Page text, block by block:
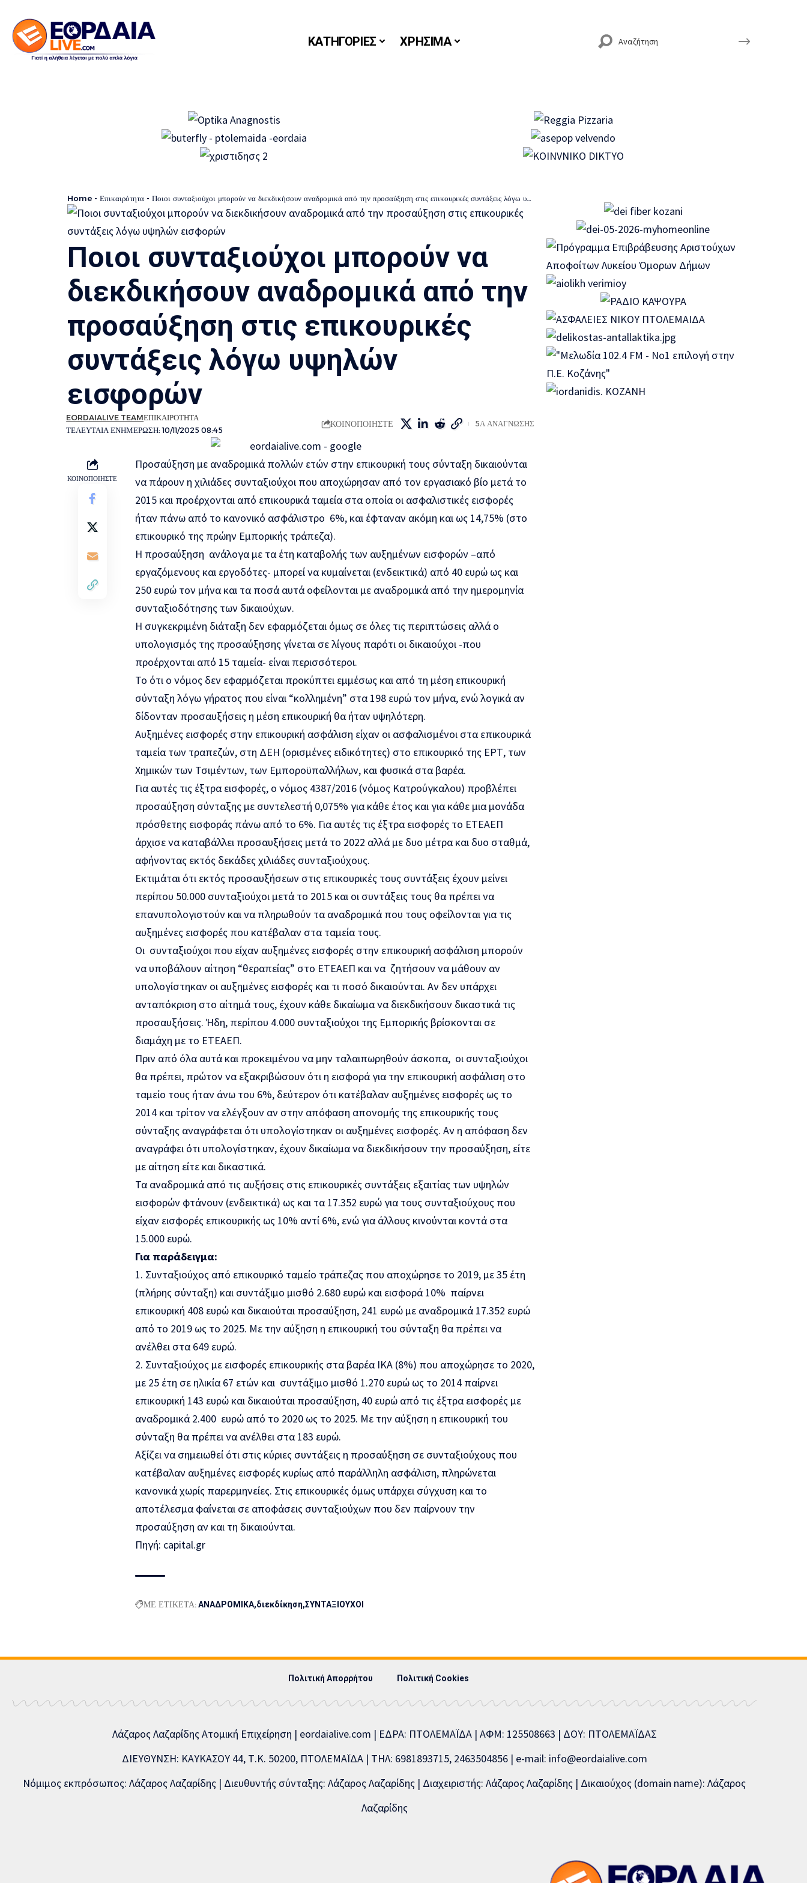
ΚΑΤΗΓΟΡΙΕΣ ΧΡΗΣΙΜΑ
Home - Επικαιρότητα - Ποιοι συνταξιούχοι μπορούν να διεκδικήσουν αναδρομικά από την προσαύξηση στις επικουρικές συντάξεις λόγω υψηλών εισφορών
Ποιοι συνταξιούχοι μπορούν να
διεκδικήσουν αναδρομικά από την
προσαύξηση στις επικουρικές
συντάξεις λόγω υψηλών
εισφορών
ΤΕΛΕΥΤΑΙΑ ΕΝΗΜΕΡΩΣΗ: 10/11/2025 08:45
EORDAIALIVE TEAMΕΠΙΚΑΙΡΟΤΗΤΑ
ΚΟΙΝΟΠΟΙΗΣΤΕ 5Λ ΑΝΑΓΝΩΣΗΣ
ΚΟΙΝΟΠΟΙΗΣΤΕ
Προσαύξηση με αναδρομικά πολλών ετών στην επικουρική τους σύνταξη δικαιούνται
να πάρουν η χιλιάδες συνταξιούχοι που αποχώρησαν από τον εργασιακό βίο μετά το
2015 και προέρχονται από επικουρικά ταμεία στα οποία οι ασφαλιστικές εισφορές
ήταν πάνω από το κανονικό ασφάλιστρο 6%, και έφταναν ακόμη και ως 14,75% (στο
επικουρικό της πρώην Εμπορικής τράπεζα).
Η προσαύξηση ανάλογα με τα έτη καταβολής των αυξημένων εισφορών –από
εργαζόμενους και εργοδότες- μπορεί να κυμαίνεται (ενδεικτικά) από 40 ευρώ ως και
250 ευρώ τον μήνα και τα ποσά αυτά οφείλονται με αναδρομικά από την ημερομηνία
συνταξιοδότησης των δικαιούχων.
Η συγκεκριμένη διάταξη δεν εφαρμόζεται όμως σε όλες τις περιπτώσεις αλλά ο
υπολογισμός της προσαύξησης γίνεται σε λίγους παρότι οι δικαιούχοι -που
προέρχονται από 15 ταμεία- είναι περισσότεροι.
Το ότι ο νόμος δεν εφαρμόζεται προκύπτει εμμέσως και από τη μέση επικουρική
σύνταξη λόγω γήρατος που είναι “κολλημένη” στα 198 ευρώ τον μήνα, ενώ λογικά αν
δίδονταν προσαυξήσεις η μέση επικουρική θα ήταν υψηλότερη.
Αυξημένες εισφορές στην επικουρική ασφάλιση είχαν οι ασφαλισμένοι στα επικουρικά
ταμεία των τραπεζών, στη ΔΕΗ (ορισμένες ειδικότητες) στο επικουρικό της ΕΡΤ, των
Χημικών των Τσιμέντων, των Εμποροϋπαλλήλων, και φυσικά στα βαρέα.
Για αυτές τις έξτρα εισφορές, ο νόμος 4387/2016 (νόμος Κατρούγκαλου) προβλέπει
προσαύξηση σύνταξης με συντελεστή 0,075% για κάθε έτος και για κάθε μια μονάδα
πρόσθετης εισφοράς πάνω από το 6%. Για αυτές τις έξτρα εισφορές το ΕΤΕΑΕΠ
άρχισε να καταβάλλει προσαυξήσεις μετά το 2022 αλλά με δυο μέτρα και δυο σταθμά,
αφήνοντας εκτός δεκάδες χιλιάδες συνταξιούχους.
Εκτιμάται ότι εκτός προσαυξήσεων στις επικουρικές τους συντάξεις έχουν μείνει
περίπου 50.000 συνταξιούχοι μετά το 2015 και οι συντάξεις τους θα πρέπει να
επανυπολογιστούν και να πληρωθούν τα αναδρομικά που τους οφείλονται για τις
αυξημένες εισφορές που κατέβαλαν στα ταμεία τους.
Οι συνταξιούχοι που είχαν αυξημένες εισφορές στην επικουρική ασφάλιση μπορούν
να υποβάλουν αίτηση “θεραπείας” στο ΕΤΕΑΕΠ και να ζητήσουν να μάθουν αν
υπολογίστηκαν οι αυξημένες εισφορές και τι ποσό δικαιούνται. Αν δεν υπάρχει
ανταπόκριση στο αίτημά τους, έχουν κάθε δικαίωμα να διεκδικήσουν δικαστικά τις
προσαυξήσεις. Ήδη, περίπου 4.000 συνταξιούχοι της Εμπορικής βρίσκονται σε
διαμάχη με το ΕΤΕΑΕΠ.
Πριν από όλα αυτά και προκειμένου να μην ταλαιπωρηθούν άσκοπα, οι συνταξιούχοι
θα πρέπει, πρώτον να εξακριβώσουν ότι η εισφορά για την επικουρική ασφάλιση στο
ταμείο τους ήταν άνω του 6%, δεύτερον ότι κατέβαλαν αυξημένες εισφορές ως το
2014 και τρίτον να ελέγξουν αν στην απόφαση απονομής της επικουρικής τους
σύνταξης αναγράφεται ότι υπολογίστηκαν οι αυξημένες εισφορές. Αν η απόφαση δεν
αναγράφει ότι υπολογίστηκαν, έχουν δικαίωμα να διεκδικήσουν την προσαύξηση, είτε
με αίτηση είτε και δικαστικά.
Τα αναδρομικά από τις αυξήσεις στις επικουρικές συντάξεις εξαιτίας των υψηλών
εισφορών φτάνουν (ενδεικτικά) ως και τα 17.352 ευρώ για τους συνταξιούχους που
είχαν εισφορές επικουρικής ως 10% αντί 6%, ενώ για άλλους κινούνται κοντά στα
15.000 ευρώ.
Για παράδειγμα:
1. Συνταξιούχος από επικουρικό ταμείο τράπεζας που αποχώρησε το 2019, με 35 έτη
(πλήρης σύνταξη) και συντάξιμο μισθό 2.680 ευρώ και εισφορά 10% παίρνει
επικουρική 408 ευρώ και δικαιούται προσαύξηση, 241 ευρώ με αναδρομικά 17.352 ευρώ
από το 2019 ως το 2025. Με την αύξηση η επικουρική του σύνταξη θα πρέπει να
ανέλθει στα 649 ευρώ.
2. Συνταξιούχος με εισφορές επικουρικής στα βαρέα ΙΚΑ (8%) που αποχώρησε το 2020,
με 25 έτη σε ηλικία 67 ετών και συντάξιμο μισθό 1.270 ευρώ ως το 2014 παίρνει
επικουρική 143 ευρώ και δικαιούται προσαύξηση, 40 ευρώ από τις έξτρα εισφορές με
αναδρομικά 2.400 ευρώ από το 2020 ως το 2025. Με την αύξηση η επικουρική του
σύνταξη θα πρέπει να ανέλθει στα 183 ευρώ.
Αξίζει να σημειωθεί ότι στις κύριες συντάξεις η προσαύξηση σε συνταξιούχους που
κατέβαλαν αυξημένες εισφορές κυρίως από παράλληλη ασφάλιση, πληρώνεται
κανονικά χωρίς παρερμηνείες. Στις επικουρικές όμως υπάρχει σύγχυση και το
αποτέλεσμα φαίνεται σε αποφάσεις συνταξιούχων που δεν παίρνουν την
προσαύξηση αν και τη δικαιούνται.
Πηγή: capital.gr
ΜΕ ΕΤΙΚΕΤΑ:ΑΝΑΔΡΟΜΙΚΑ διεκδίκηση ΣΥΝΤΑΞΙΟΥΧΟΙ
Πολιτική Απορρήτου Πολιτική Cookies
Λάζαρος Λαζαρίδης Ατομική Επιχείρηση | eordaialive.com | ΕΔΡΑ: ΠΤΟΛΕΜΑΪΔΑ | ΑΦΜ: 125508663 | ΔΟΥ: ΠΤΟΛΕΜΑΪΔΑΣ
ΔΙΕΥΘΥΝΣΗ: ΚΑΥΚΑΣΟΥ 44, Τ.Κ. 50200, ΠΤΟΛΕΜΑΪΔΑ | ΤΗΛ: 6981893715, 2463504856 | e-mail: info@eordaialive.com
Νόμιμος εκπρόσωπος: Λάζαρος Λαζαρίδης | Διευθυντής σύνταξης: Λάζαρος Λαζαρίδης | Διαχειριστής: Λάζαρος Λαζαρίδης | Δικαιούχος (domain name): Λάζαρος
Λαζαρίδης